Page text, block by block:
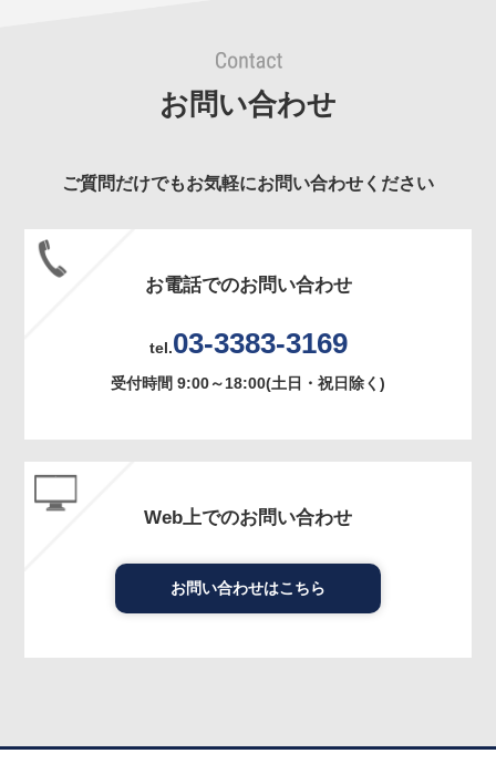
お問い合わせ
ご質問だけでもお気軽にお問い合わせください
お電話でのお問い合わせ
tel.03-3383-3169
受付時間 9:00～18:00(土日・祝日除く)
Web上でのお問い合わせ
お問い合わせはこちら